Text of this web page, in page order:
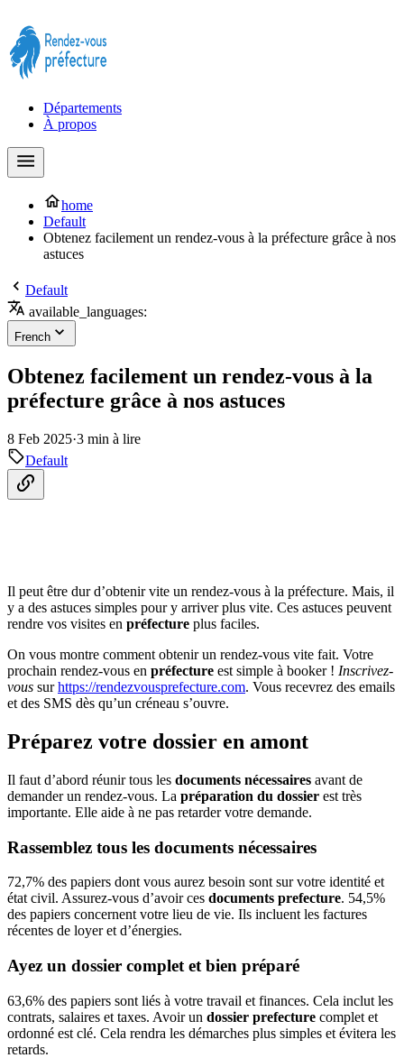
Départements
À propos
home
Default
Obtenez facilement un rendez-vous à la préfecture grâce à nos
astuces
Default
available_languages:
French
Obtenez facilement un rendez-vous à la
préfecture grâce à nos astuces
8 Feb 2025·3 min à lire
Default
Il peut être dur d’obtenir vite un rendez-vous à la préfecture. Mais, il
y a des astuces simples pour y arriver plus vite. Ces astuces peuvent
rendre vos visites en préfecture plus faciles.
On vous montre comment obtenir un rendez-vous vite fait. Votre
prochain rendez-vous en préfecture est simple à booker ! Inscrivez-
vous surhttps://rendezvousprefecture.com. Vous recevrez des emails
et des SMS dès qu’un créneau s’ouvre.
Préparez votre dossier en amont
Il faut d’abord réunir tous les documents nécessaires avant de
demander un rendez-vous. La préparation du dossier est très
importante. Elle aide à ne pas retarder votre demande.
Rassemblez tous les documents nécessaires
72,7% des papiers dont vous aurez besoin sont sur votre identité et
état civil. Assurez-vous d’avoir ces documents prefecture. 54,5%
des papiers concernent votre lieu de vie. Ils incluent les factures
récentes de loyer et d’énergies.
Ayez un dossier complet et bien préparé
63,6% des papiers sont liés à votre travail et finances. Cela inclut les
contrats, salaires et taxes. Avoir un dossier prefecture complet et
ordonné est clé. Cela rendra les démarches plus simples et évitera les
retards.